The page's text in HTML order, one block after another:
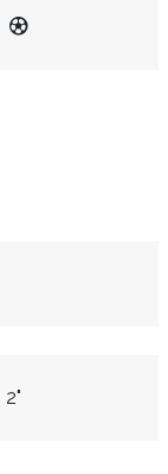
2"